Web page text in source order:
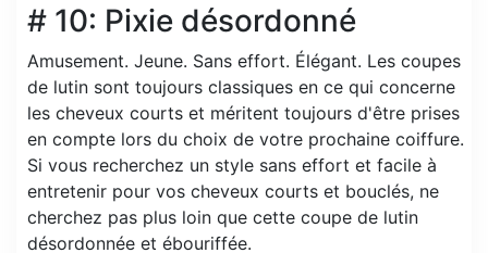
# 10: Pixie désordonné
Amusement. Jeune. Sans effort. Élégant. Les coupes
de lutin sont toujours classiques en ce qui concerne
les cheveux courts et méritent toujours d'être prises
en compte lors du choix de votre prochaine coiffure.
Si vous recherchez un style sans effort et facile à
entretenir pour vos cheveux courts et bouclés, ne
cherchez pas plus loin que cette coupe de lutin
désordonnée et ébouriffée.